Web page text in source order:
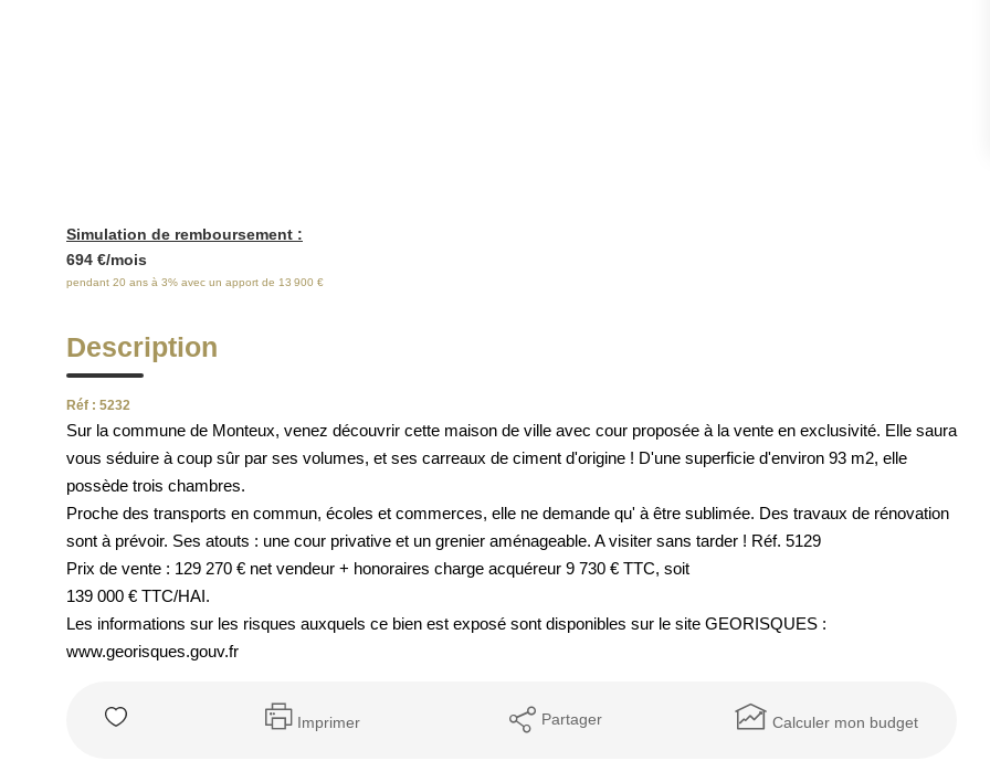
GESTION DES COOKIES
MENTIONS LÉGALES
Simulation de remboursement :
694 €/mois
pendant 20 ans à 3% avec un apport de 13 900 €
Description
Réf : 5232
Sur la commune de Monteux, venez découvrir cette maison de ville avec cour proposée à la vente en exclusivité. Elle saura
vous séduire à coup sûr par ses volumes, et ses carreaux de ciment d'origine ! D'une superficie d'environ 93 m2, elle
possède trois chambres.
Proche des transports en commun, écoles et commerces, elle ne demande qu' à être sublimée. Des travaux de rénovation
sont à prévoir. Ses atouts : une cour privative et un grenier aménageable. A visiter sans tarder ! Réf. 5129
Prix de vente : 129 270 € net vendeur + honoraires charge acquéreur 9 730 € TTC, soit
139 000 € TTC/HAI.
Les informations sur les risques auxquels ce bien est exposé sont disponibles sur le site GEORISQUES :
www.georisques.gouv.fr
Imprimer Partager Calculer mon budget